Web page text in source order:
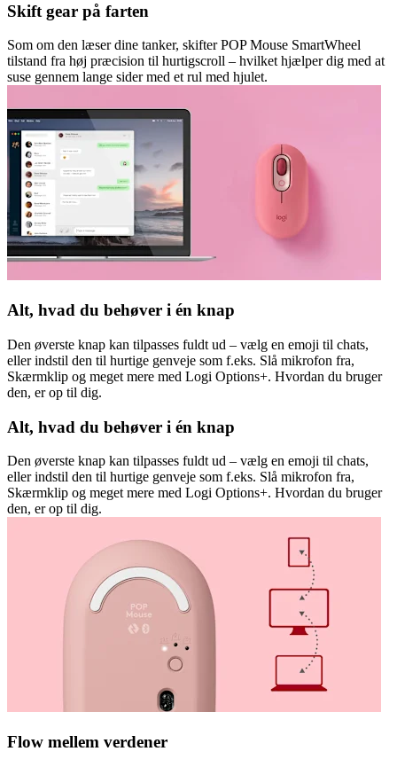
Skift gear på farten
Som om den læser dine tanker, skifter POP Mouse SmartWheel
tilstand fra høj præcision til hurtigscroll – hvilket hjælper dig med at
suse gennem lange sider med et rul med hjulet.
Alt, hvad du behøver i én knap
Den øverste knap kan tilpasses fuldt ud – vælg en emoji til chats,
eller indstil den til hurtige genveje som f.eks. Slå mikrofon fra,
Skærmklip og meget mere med Logi Options+. Hvordan du bruger
den, er op til dig.
Alt, hvad du behøver i én knap
Den øverste knap kan tilpasses fuldt ud – vælg en emoji til chats,
eller indstil den til hurtige genveje som f.eks. Slå mikrofon fra,
Skærmklip og meget mere med Logi Options+. Hvordan du bruger
den, er op til dig.
Flow mellem verdener